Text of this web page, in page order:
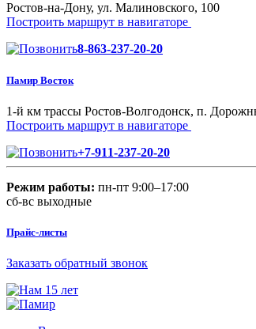
Ростов-на-Дону, ул. Малиновского, 100
Построить маршрут в навигаторе
8-863-237-20-20
Памир Восток
1-й км трассы Ростов-Волгодонск, п.
Построить маршрут в навигаторе
+7-911-237-20-20
Режим работы: пн-пт 9:00–17:00
сб-вс выходные
Прайс-листы
Заказать обратный звонок